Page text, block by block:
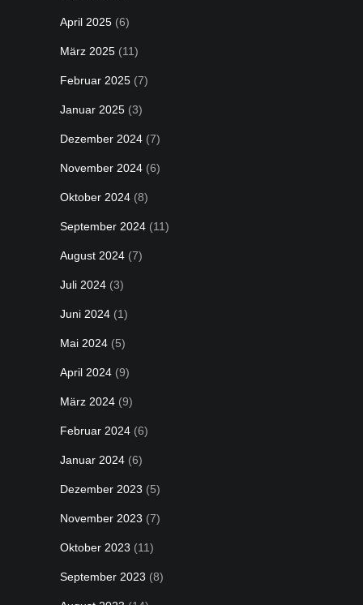
April 2025 (6)
März 2025 (11)
Februar 2025 (7)
Januar 2025 (3)
Dezember 2024 (7)
November 2024 (6)
Oktober 2024 (8)
September 2024 (11)
August 2024 (7)
Juli 2024 (3)
Juni 2024 (1)
Mai 2024 (5)
April 2024 (9)
März 2024 (9)
Februar 2024 (6)
Januar 2024 (6)
Dezember 2023 (5)
November 2023 (7)
Oktober 2023 (11)
September 2023 (8)